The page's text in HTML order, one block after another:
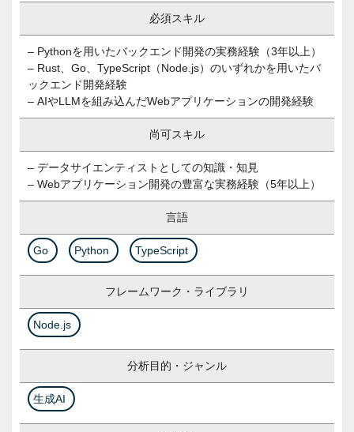
必須スキル
– Pythonを用いたバックエンド開発の実務経験（3年以上）
– Rust、Go、TypeScript（Node.js）のいずれかを用いたバ
ックエンド開発経験
– AIやLLMを組み込んだWebアプリケーションの開発経験
尚可スキル
– データサイエンティストとしての知識・知見
– Webアプリケーション開発の豊富な実務経験（5年以上）
言語
Go Python TypeScript
フレームワーク・ライブラリ
Node.js
分析目的・ジャンル
生成AI